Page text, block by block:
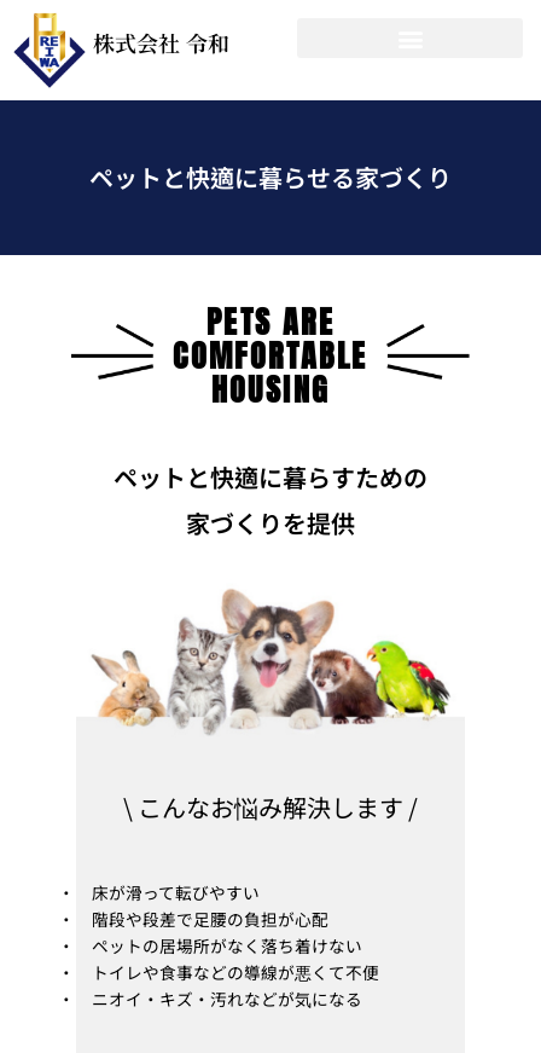
株式会社 令和
ペットと快適に暮らせる家づくり
PETS ARE
COMFORTABLE
HOUSING
ペットと快適に暮らすための
家づくりを提供
\ こんなお悩み解決します /
・ 床が滑って転びやすい
・ 階段や段差で足腰の負担が心配
・ ペットの居場所がなく落ち着けない
・ トイレや食事などの導線が悪くて不便
・ ニオイ・キズ・汚れなどが気になる